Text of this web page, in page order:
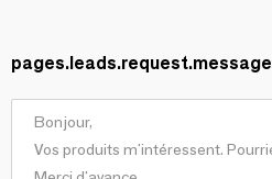
pages.leads.request.message